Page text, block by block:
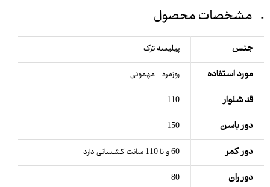
مشخصات محصول
جنس پیلیسه ترک
مورد استفاده روزمره - مهمونی
قد شلوار 110
دور باسن 150
دور کمر 60 و تا 110 سانت کشسانی دارد
دور ران 80